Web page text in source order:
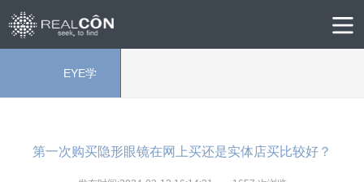
EYE学
第一次购买隐形眼镜在网上买还是实体店买比较好？